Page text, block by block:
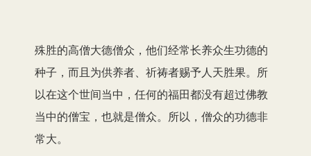
殊胜的高僧大德僧众，他们经常长养众生功德的
种子，而且为供养者、祈祷者赐予人天胜果。所
以在这个世间当中，任何的福田都没有超过佛教
当中的僧宝，也就是僧众。所以，僧众的功德非
常大。